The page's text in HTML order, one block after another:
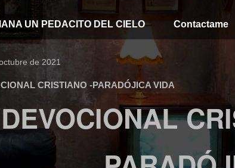
UN PEDACITO DEL CIELO Contactame
de 2021
CRISTIANO -PARADÓJICA VIDA
DEVOCIONAL